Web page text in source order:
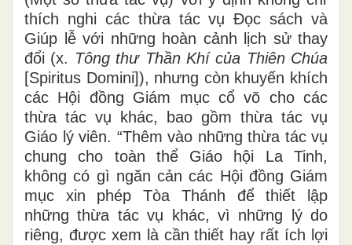
thích nghi các thừa tác vụ Đọc sách và
Giúp lễ với những hoàn cảnh lịch sử thay
đổi (x. Tông thư Thần Khí của Thiên Chúa
[Spiritus Domini]), nhưng còn khuyến khích
các Hội đồng Giám mục cổ võ cho các
thừa tác vụ khác, bao gồm thừa tác vụ
Giáo lý viên. “Thêm vào những thừa tác vụ
chung cho toàn thể Giáo hội La Tinh,
không có gì ngăn cản các Hội đồng Giám
mục xin phép Tòa Thánh để thiết lập
những thừa tác vụ khác, vì những lý do
riêng, được xem là cần thiết hay rất ích lợi